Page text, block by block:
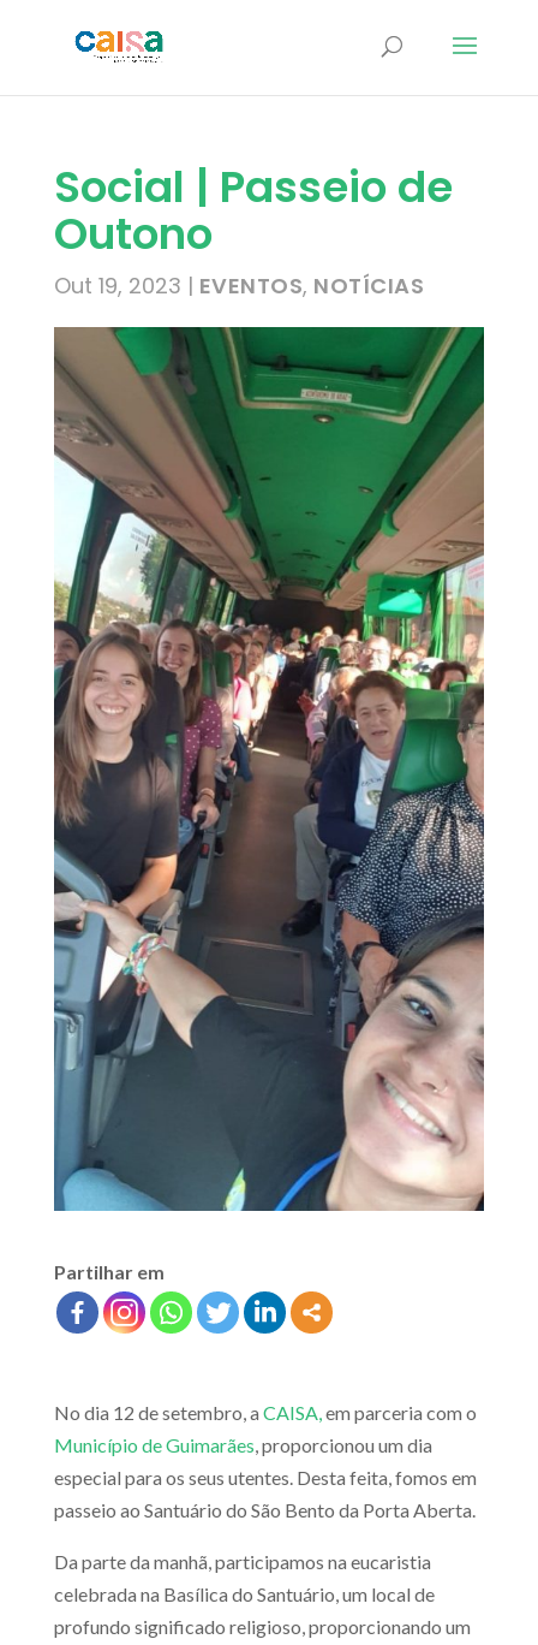
Social | Passeio de
Outono
Out 19, 2023 | EVENTOS, NOTÍCIAS
Partilhar em
No dia 12 de setembro, a CAISA, em parceria com o
Município de Guimarães , proporcionou um dia
especial para os seus utentes. Desta feita, fomos em
passeio ao Santuário do São Bento da Porta Aberta.
Da parte da manhã, participamos na eucaristia
celebrada na Basílica do Santuário, um local de
profundo significado religioso, proporcionando um